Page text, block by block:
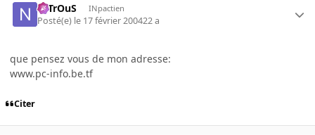
NiTrOuS INpactien
Posté(e) le 17 février 200422 a
que pensez vous de mon adresse:
www.pc-info.be.tf
Citer